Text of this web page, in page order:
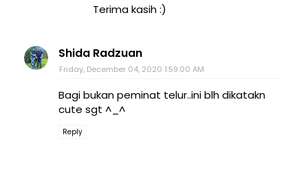
Terima kasih :)
Shida Radzuan
Friday, December 04, 2020 1:59:00 AM
Bagi bukan peminat telur..ini blh dikatakn
cute sgt ^_^
Reply